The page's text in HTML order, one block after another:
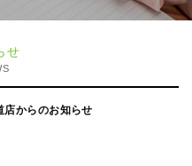
せ
店からのお知らせ